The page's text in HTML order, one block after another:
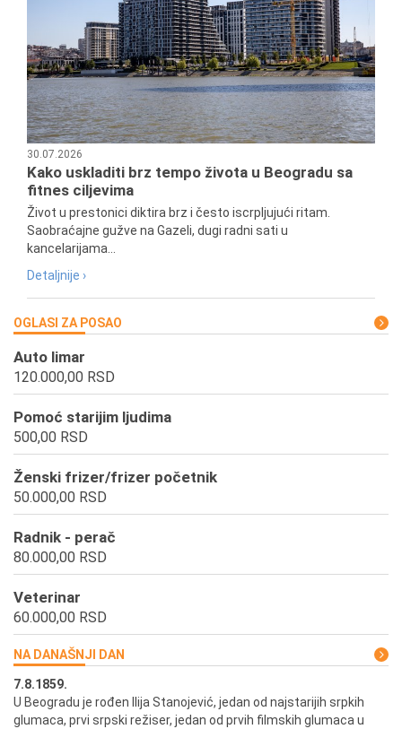
30.07.2026
Kako uskladiti brz tempo života u Beogradu sa
fitnes ciljevima
Život u prestonici diktira brz i često iscrpljujući ritam.
Saobraćajne gužve na Gazeli, dugi radni sati u
kancelarijama...
Detaljnije ›
OGLASI ZA POSAO
Auto limar
120.000,00 RSD
Pomoć starijim ljudima
500,00 RSD
Ženski frizer/frizer početnik
50.000,00 RSD
Radnik - perač
80.000,00 RSD
Veterinar
60.000,00 RSD
NA DANAŠNJI DAN
7.8.1859.
U Beogradu je rođen Ilija Stanojević, jedan od najstarijih srpkih
glumaca, prvi srpski režiser, jedan od prvih filmskih glumaca u